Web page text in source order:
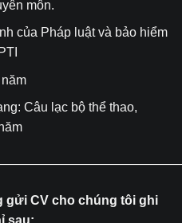
môn.
của Pháp luật và bảo hiểm
Câu lạc bộ thể thao,
gửi CV cho chúng tôi ghi
sau: